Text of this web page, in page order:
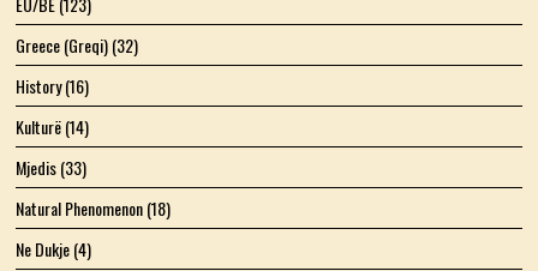
Greece (Greqi)(32)
History(16)
Kulturë(14)
Mjedis(33)
Natural Phenomenon(18)
Ne Dukje(4)